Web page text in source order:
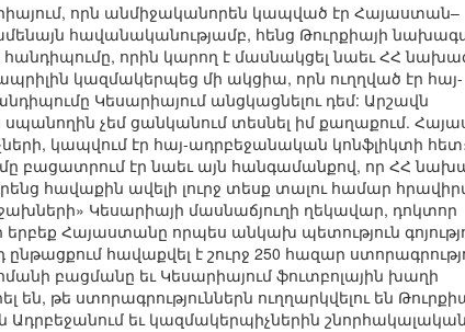
որն անմիջականորեն կապված էր Հայաստան–
հավանականությամբ, հենց Թուրքիայի
որին կարող է մասնակցել նաեւ ՀՀ
կազմակերպեց մի ակցիա, որն ուղղված էր հայ-
Կեսարիայում անցկացնելու դեմ: Արշավն
չեմ ցանկանում տեսնել իմ քաղաքում.
կապվում էր հայ-ադրբեջանական կոնֆլիկտի հետ։
բացատրում էր նաեւ այն հանգամանքով, որ ՀՀ
հավաքին ավելի լուրջ տեսք տալու համար
Կեսարիայի մասնաճյուղի ղեկավար, դոկտոր
Հայաստանը որպես անկախ պետություն
հավաքվել է շուրջ 250 հազար
բացմանը եւ Կեսարիայում ֆուտբոլային խաղի
թե ստորագրություններն ուղղարկվելու են
Ադրբեջանում եւ կազմակերպիչներին շնորհակալական